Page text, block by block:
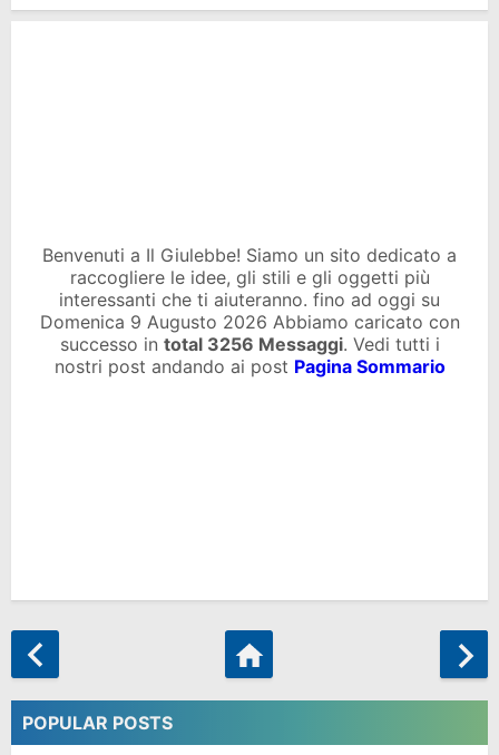
Benvenuti a Il Giulebbe! Siamo un sito dedicato a
raccogliere le idee, gli stili e gli oggetti più
interessanti che ti aiuteranno. fino ad oggi su
Domenica 9 Augusto 2026 Abbiamo caricato con
successo in total 3256 Messaggi. Vedi tutti i
nostri post andando ai post Pagina Sommario
POPULAR POSTS